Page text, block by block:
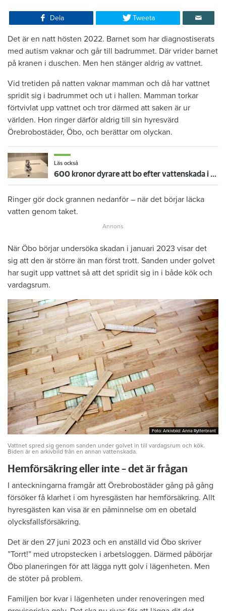
Dela Tweeta
Det är en natt hösten 2022. Barnet som har diagnostiserats
med autism vaknar och går till badrummet. Där vrider barnet
på kranen i duschen. Men hen stänger aldrig av vattnet.
Vid tretiden på natten vaknar mamman och då har vattnet
spridit sig i badrummet och ut i hallen. Mamman torkar
förtvivlat upp vattnet och tror därmed att saken är ur
världen. Hon ringer därför aldrig till sin hyresvärd
Örebrobostäder, Öbo, och berättar om olyckan.
Läs också
600 kronor dyrare att bo efter vattenskada i Varberg
Ringer gör dock grannen nedanför – när det börjar läcka
vatten genom taket.
När Öbo börjar undersöka skadan i januari 2023 visar det
sig att den är större än man först trott. Sanden under golvet
har sugit upp vattnet så att det spridit sig in i både kök och
vardagsrum.
Foto: Arkivbild: Anna Rytterbrant
Foto: Arkivbild: Anna Rytterbrant
Vattnet spred sig genom sanden under golvet in till vardagsrum och kök.
Biden är en arkivbild från en annan vattenskada.
Hemförsäkring eller inte – det är frågan
I anteckningarna framgår att Örebrobostäder gång på gång
försöker få klarhet i om hyresgästen har hemförsäkring. Allt
hyresgästen kan visa är en påminnelse om en obetald
olycksfallsförsäkring.
Det är den 27 juni 2023 och en anställd vid Öbo skriver
”Torrt!” med utropstecken i arbetsloggen. Därmed påbörjar
Öbo planeringen för att lägga nytt golv i lägenheten. Men
de stöter på problem.
Familjen bor kvar i lägenheten under renoveringen med